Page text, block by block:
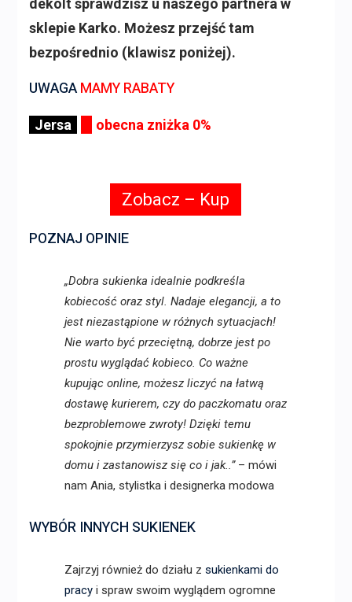
dekolt sprawdzisz u naszego partnera w
sklepie Karko. Możesz przejść tam
bezpośrednio (klawisz poniżej).
UWAGAMAMY RABATY
Jersa obecna zniżka 0%
Zobacz – Kup
POZNAJ OPINIE
„Dobra sukienka idealnie podkreśla
kobiecość oraz styl. Nadaje elegancji, a to
jest niezastąpione w różnych sytuacjach!
Nie warto być przeciętną, dobrze jest po
prostu wyglądać kobieco. Co ważne
kupując online, możesz liczyć na łatwą
dostawę kurierem, czy do paczkomatu oraz
bezproblemowe zwroty! Dzięki temu
spokojnie przymierzysz sobie sukienkę w
domu i zastanowisz się co i jak..”– mówi
nam Ania, stylistka i designerka modowa
WYBÓR INNYCH SUKIENEK
Zajrzyj również do działu z sukienkami do
pracyi spraw swoim wyglądem ogromne